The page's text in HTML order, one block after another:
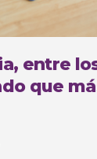
entre
que